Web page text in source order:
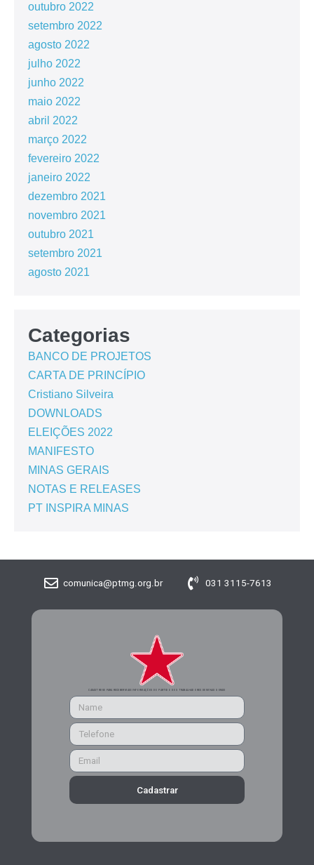
outubro 2022
setembro 2022
agosto 2022
julho 2022
junho 2022
maio 2022
abril 2022
março 2022
fevereiro 2022
janeiro 2022
dezembro 2021
novembro 2021
outubro 2021
setembro 2021
agosto 2021
Categorias
BANCO DE PROJETOS
CARTA DE PRINCÍPIO
Cristiano Silveira
DOWNLOADS
ELEIÇÕES 2022
MANIFESTO
MINAS GERAIS
NOTAS E RELEASES
PT INSPIRA MINAS
comunica@ptmg.org.br 031 3115-7613
CADASTRE-SE PARA RECEBER MAIS INFORMAÇÕES DO PARTIDO DOS TRABALHADORES DE MINAS GERAIS
Cadastrar